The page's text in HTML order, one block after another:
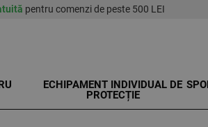
pentru comenzi de peste 500 LEI
ECHIPAMENT INDIVIDUAL DE
PROTECȚIE